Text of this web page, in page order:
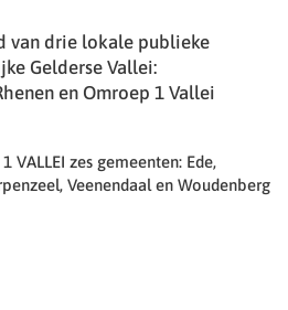
van drie lokale publieke
Gelderse Vallei:
en Omroep 1 Vallei
VALLEI zes gemeenten: Ede,
Veenendaal en Woudenberg